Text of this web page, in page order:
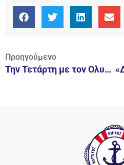
Προηγούμενο
Την Τετάρτη με τον Ολυμπιακό.